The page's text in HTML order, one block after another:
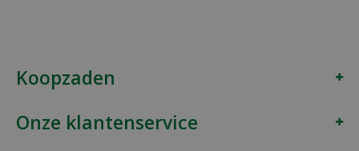
Koopzaden
Onze klantenservice